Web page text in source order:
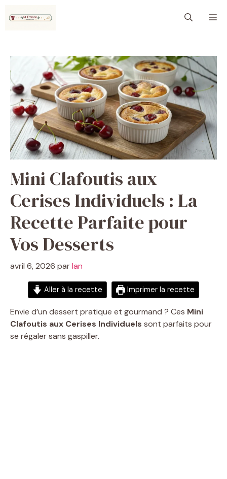
Mini Clafoutis aux
Cerises Individuels : La
Recette Parfaite pour
Vos Desserts
avril 6, 2026 parIan
Aller à la recette Imprimer la recette
Envie d’un dessert pratique et gourmand ? Ces Mini
Clafoutis aux Cerises Individuels sont parfaits pour
se régaler sans gaspiller.